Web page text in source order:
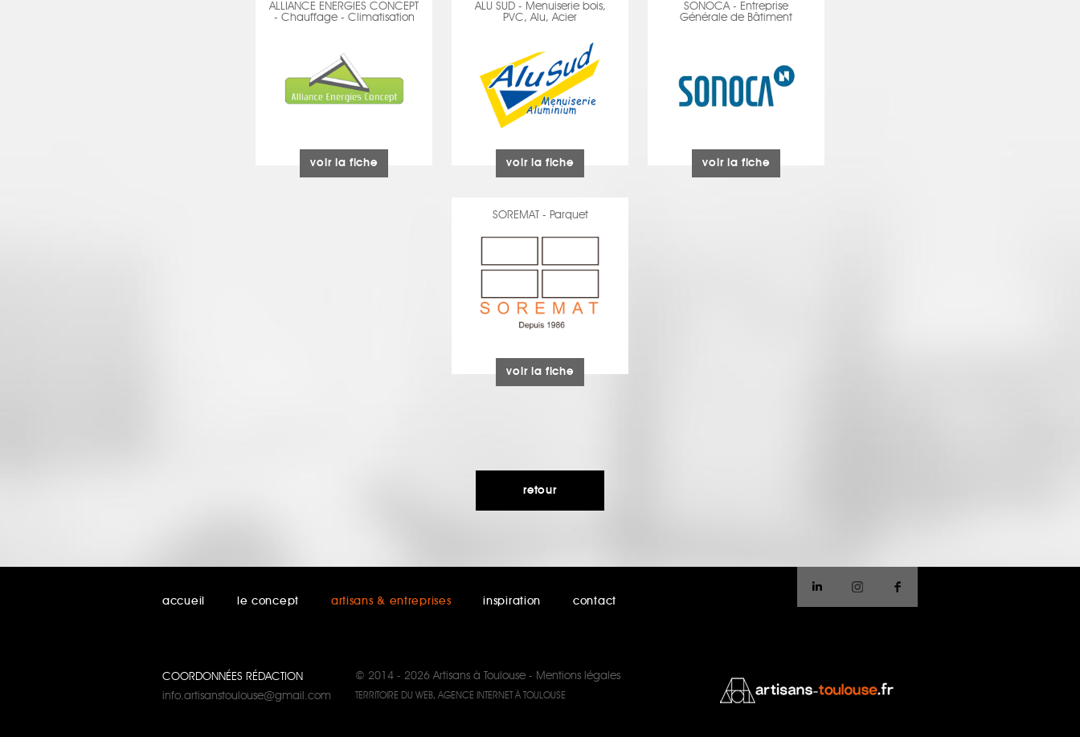
ALLIANCE ENERGIES CONCEPT
- Chauffage - Climatisation
voir la fiche
ALU SUD - Menuiserie bois,
PVC, Alu, Acier
voir la fiche
SONOCA - Entreprise
Générale de Bâtiment
voir la fiche
SOREMAT - Parquet
voir la fiche
retour
accueil le concept artisans & entreprises inspiration contact
COORDONNÉES RÉDACTION
info.artisanstoulouse@gmail.com
© 2014 - 2026 Artisans à Toulouse - Mentions légales
TERRITOIRE DU WEB, AGENCE INTERNET À TOULOUSE